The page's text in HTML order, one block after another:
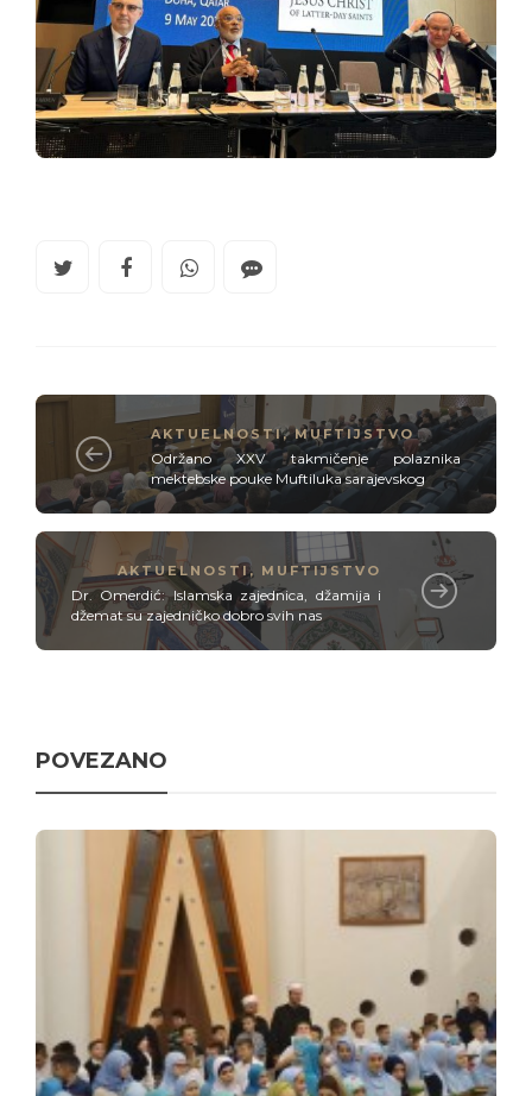
AKTUELNOSTI,MUFTIJSTVO
Održano XXV takmičenje polaznika
mektebske pouke Muftiluka sarajevskog
AKTUELNOSTI, MUFTIJSTVO
Dr. Omerdić: Islamska zajednica, džamija i
džemat su zajedničko dobro svih nas
POVEZANO